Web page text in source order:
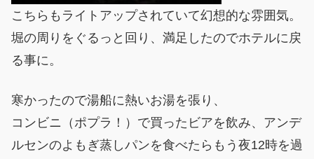
こちらもライトアップされていて幻想的な雰囲気。
堀の周りをぐるっと回り、満足したのでホテルに戻
る事に。
寒かったので湯船に熱いお湯を張り、
コンビニ（ポプラ！）で買ったビアを飲み、アンデ
ルセンのよもぎ蒸しパンを食べたらもう夜12時を過